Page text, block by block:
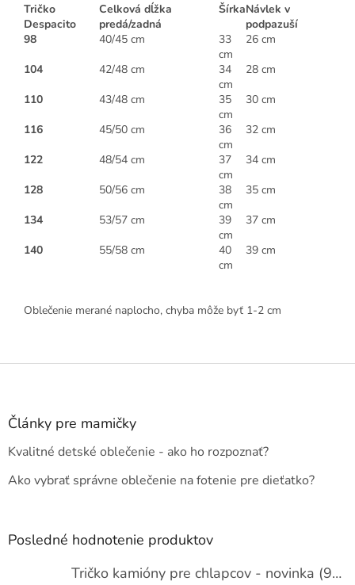
Tričko
Despacito
Celková dĺžka
predá/zadná
ŠírkaNávlek v
podpazuší
98
40/45 cm
33
cm
26 cm
104
42/48 cm
34
cm
28 cm
110
43/48 cm
35
cm
30 cm
116
45/50 cm
36
cm
32 cm
122
48/54 cm
37
cm
34 cm
128
50/56 cm
38
cm
35 cm
134
53/57 cm
39
cm
37 cm
140
55/58 cm
40
cm
39 cm
Oblečenie merané naplocho, chyba môže byť 1-2 cm
Z
Články pre mamičky
Kvalitné detské oblečenie - ako ho rozpoznať?
Ako vybrať správne oblečenie na fotenie pre dieťatko?
Posledné hodnotenie produktov
Tričko kamióny pre chlapcov - novinka (98-134)